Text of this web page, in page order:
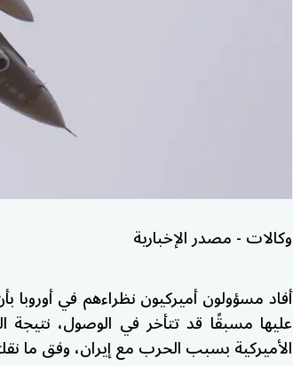
وكالات - مصدر الإخبارية
أفاد مسؤولون أميركيون نظراءهم في
عليها مسبقًا قد تتأخر في الوصول، نتيجة
الأميركية بسبب الحرب مع إيران، وفق ما